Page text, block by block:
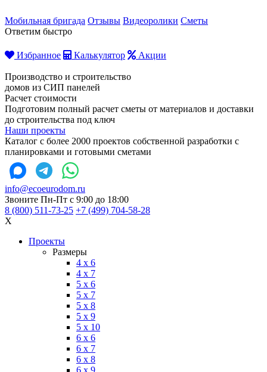
Мобильная бригада Отзывы Видеоролики Сметы
Ответим быстро
Избранное Калькулятор Акции
Производство и строительство
домов из СИП панелей
Расчет стоимости
Подготовим полный расчет сметы от материалов и доставки
до строительства под ключ
Наши проекты
Каталог с более 2000 проектов собственной разработки с
планировками и готовыми сметами
info@ecoeurodom.ru
Звоните Пн-Пт с 9:00 до 18:00
8 (800) 511-73-25 +7 (499) 704-58-28
X
Проекты
Размеры
4 x 6
4 x 7
5 x 6
5 x 7
5 x 8
5 x 9
5 x 10
6 x 6
6 x 7
6 x 8
6 x 9